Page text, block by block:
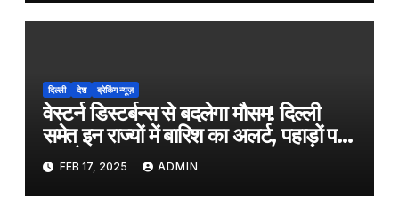
मिलती हैं।
दिल्ली देश ब्रेकिंग न्यूज़
वेस्टर्न डिस्टर्बन्स से बदलेगा मौसम! दिल्ली
समेत इन राज्यों में बारिश का अलर्ट, पहाड़ों पर
क्या है हाल?
FEB 17, 2025 ADMIN